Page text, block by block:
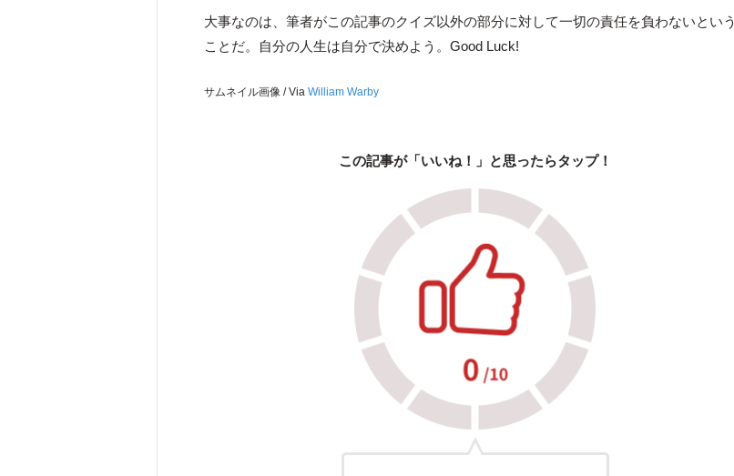
大事なのは、筆者がこの記事のクイズ以外の部分に対して一切の責任を負わないという
ことだ。自分の人生は自分で決めよう。Good Luck!
サムネイル画像 / ViaWilliam Warby
この記事が「いいね！」と思ったらタップ！